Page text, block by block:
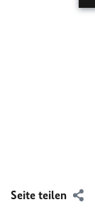
Seite teilen